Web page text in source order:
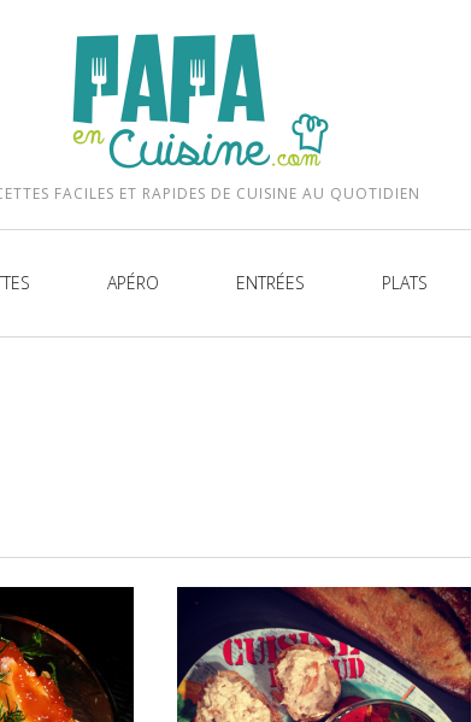
FACILES ET RAPIDES DE CUISINE AU QUOTIDIEN
APÉRO ENTRÉES PLATS